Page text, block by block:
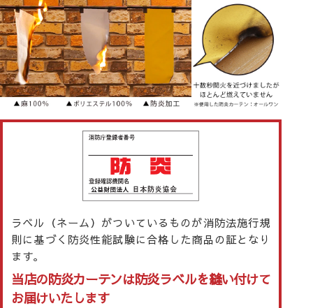
ラベル（ネーム）がついているものが消防法施行規
則に基づく防炎性能試験に合格した商品の証となり
ます。
当店の防炎カーテンは防炎ラベルを縫い付けて
お届けいたします